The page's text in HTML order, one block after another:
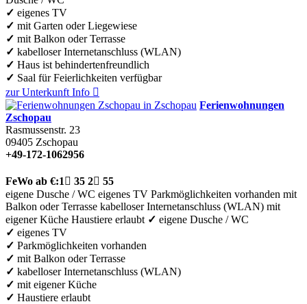
✓ eigenes TV
✓ mit Garten oder Liegewiese
✓ mit Balkon oder Terrasse
✓ kabelloser Internetanschluss (WLAN)
✓ Haus ist behindertenfreundlich
✓ Saal für Feierlichkeiten verfügbar
zur Unterkunft Info 
Ferienwohnungen
Zschopau
Rasmussenstr. 23
09405 Zschopau
+49-172-1062956
FeWo ab €:1  35 2 55
eigene Dusche / WC eigenes TV Parkmöglichkeiten vorhanden mit
Balkon oder Terrasse kabelloser Internetanschluss (WLAN) mit
eigener Küche Haustiere erlaubt ✓ eigene Dusche / WC
✓ eigenes TV
✓ Parkmöglichkeiten vorhanden
✓ mit Balkon oder Terrasse
✓ kabelloser Internetanschluss (WLAN)
✓ mit eigener Küche
✓ Haustiere erlaubt